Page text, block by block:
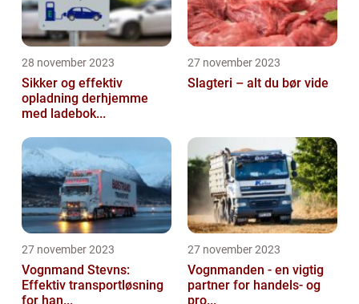
28 november 2023
Sikker og effektiv
opladning derhjemme
med ladebok...
27 november 2023
Slagteri – alt du bør vide
27 november 2023
Vognmand Stevns:
Effektiv transportløsning
for han...
27 november 2023
Vognmanden - en vigtig
partner for handels- og
pro...